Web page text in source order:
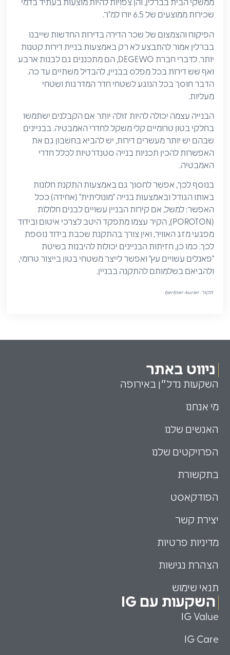
ממשקי הבית בברלין, והן צפויות להיות מוצעות בעתיד בדמי
שכירות ממוצעים של 6.5 יורו למ"ר.
הפיקוח והצמצום של שכר הדירה בדירות החדשות שייבנו
בברלין אמור להתבצע לא רק באמצעות בניית דירות קטנות
יותר. לדברי חברת DEGEWO, הם מתכננים גם לבנות ארבע
ואף שש דירות בכל מפלס בבניין, להבדיל משתיים עד כה.
הדבר חוסך בכל הנוגע לשטחי חדר המדרגות ושטחי
מעליות.
הבנייה עצמה יכולה להיות זולה יותר אם הקבלנים ישתמשו
בחלקי בטון טרומיים קלי משקל לחדרי האמבטיה. בבניינים
שבהם יש יותר מעשרים דירות, יש להביא בחשבון גם את
האפשרות להכין תכניות בנייה סטנדרטיות לכלל חדרי
האמבטיה.
בנוסף לכך, אפשר לחסוך גם באמצעות התקנת חלונות
באותו הגודל ובאמצעות בנייה "מונוליתית" (אחידה) ככל
האפשר: למשל, אם קירות הבניין עשויים לבנים חלולות
(POROTON), הקיר עצמו מתפקד היטב לצרכי איטום ובידוד
מפגעי מזג האוויר, ואין צורך בהתקנת שכבת בידוד נוספת
לכך. כמו כן, חזיתות הבניינים יכולות להיבנות בשיטת
"פאנלים עשויים עץ" ואפשר לייצר משטחי בטון בייצור טרומי,
ולהביאם בשלמותם להתקנה בבניין.
מקור: berliner-kurier
ניווט באתר
השקעות נדל״ן באירופה
מי אנחנו
האנשים שלנו
הפרויקטים שלנו
בתקשורת
הפודקאסט
יצירת קשר
מדיניות פרטיות
הצהרת נגישות
תנאי שימוש
השקעות עם IG
IG Value
IG Care